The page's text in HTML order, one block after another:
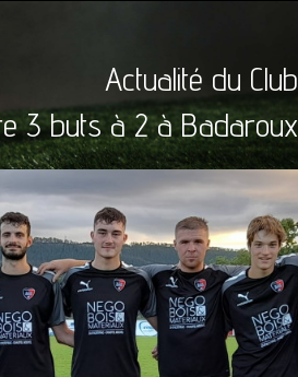
Actualité du Club
3 buts à 2 à Badaroux